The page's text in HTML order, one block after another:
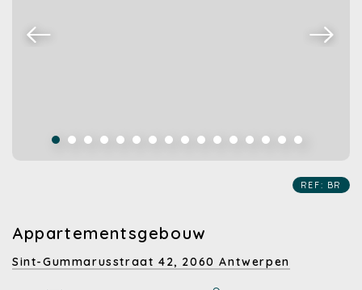
REF: BR
Appartementsgebouw
Sint-Gummarusstraat 42, 2060 Antwerpen